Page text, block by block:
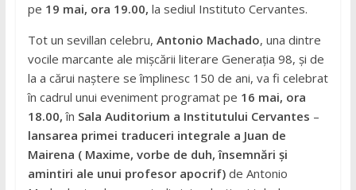
pe 19 mai, ora 19.00, la sediul Instituto Cervantes.
Tot un sevillan celebru, Antonio Machado, una dintre
vocile marcante ale mișcării literare Generația 98, și de
la a cărui naștere se împlinesc 150 de ani, va fi celebrat
în cadrul unui eveniment programat pe 16 mai, ora
18.00,în Sala Auditorium a Institutului Cervantes –
lansarea primei traduceri integrale a Juan de
Mairena ( Maxime, vorbe de duh, însemnări și
amintiri ale unui profesor apocrif)de Antonio